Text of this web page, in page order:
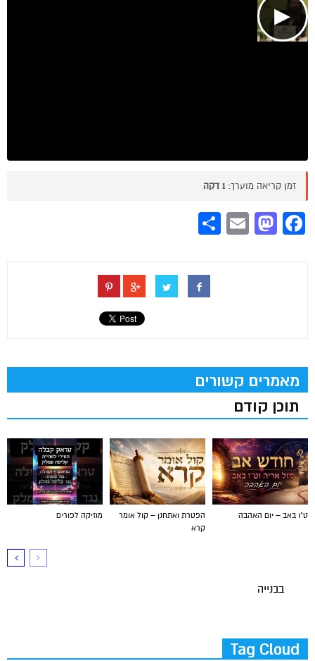
▶
זמן קריאה מוערך: 1 דקה
Facebook
Mastodon
Email
מאמרים קשורים
תוכן קודם
מוזיקה לפורים
הפטרת ואתחנן – קול אומר
קרא
ט"ו באב – יום האהבה
בבנייה
Tag Cloud